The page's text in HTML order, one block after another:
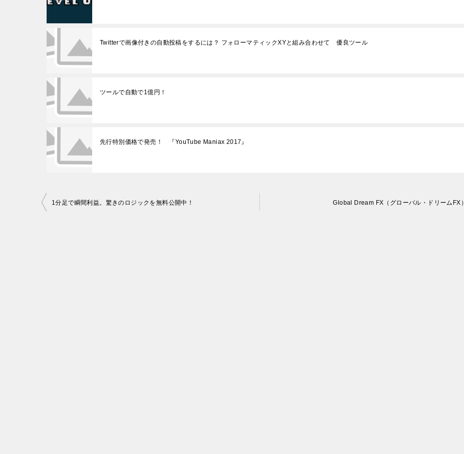
Twitterで画像付きの自動投稿をするには？ フォローマティックXYと組み合わせて 優良ツール
ツールで自動で1億円！
先行特別価格で発売！ 『YouTube Maniax 2017』
投
1分足で瞬間利益。驚きのロジックを無料公開中！ Global Dream FX（グローバル・ドリームFX）